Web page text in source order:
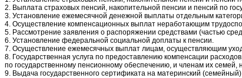
2. Выплата страховых пенсий, накопительной пенсии и пенсий по
3. Установление ежемесячной денежной выплаты отдельным
4. Осуществление компенсационных выплат неработающим
5. Рассмотрение заявления о распоряжении средствами (частью
6. Установление федеральной социальной доплаты к пенсии.
7. Осуществление ежемесячных выплат лицам, осуществляющим
8. Государственная услуга по предоставлению компенсации
по государственному пенсионному обеспечению, и членам их
9. Выдача государственного сертификата на материнский